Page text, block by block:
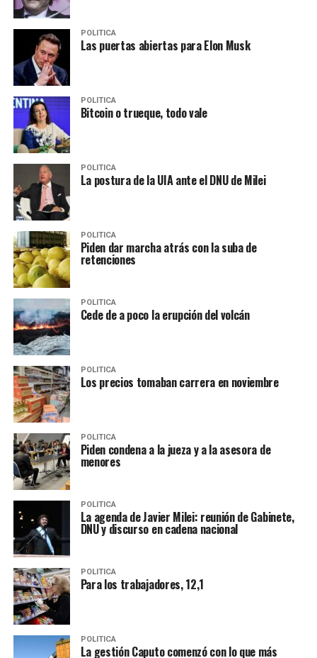
POLITICA
Las puertas abiertas para Elon Musk
POLITICA
Bitcoin o trueque, todo vale
POLITICA
La postura de la UIA ante el DNU de Milei
POLITICA
Piden dar marcha atrás con la suba de
retenciones
POLITICA
Cede de a poco la erupción del volcán
POLITICA
Los precios tomaban carrera en noviembre
POLITICA
Piden condena a la jueza y a la asesora de
menores
POLITICA
La agenda de Javier Milei: reunión de Gabinete,
DNU y discurso en cadena nacional
POLITICA
Para los trabajadores, 12,1
POLITICA
La gestión Caputo comenzó con lo que más